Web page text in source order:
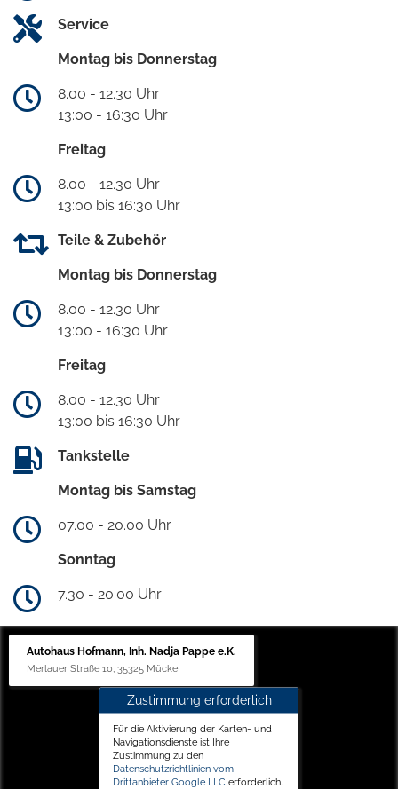
Service
Montag bis Donnerstag
8.00 - 12.30 Uhr
13:00 - 16:30 Uhr
Freitag
8.00 - 12.30 Uhr
13:00 bis 16:30 Uhr
Teile & Zubehör
Montag bis Donnerstag
8.00 - 12.30 Uhr
13:00 - 16:30 Uhr
Freitag
8.00 - 12.30 Uhr
13:00 bis 16:30 Uhr
Tankstelle
Montag bis Samstag
07.00 - 20.00 Uhr
Sonntag
7.30 - 20.00 Uhr
Autohaus Hofmann, Inh. Nadja Pappe e.K.
Merlauer Straße 10, 35325 Mücke
Zustimmung erforderlich
Für die Aktivierung der Karten- und
Navigationsdienste ist Ihre
Zustimmung zu den
Datenschutzrichtlinien vom
Drittanbieter Google LLC erforderlich.